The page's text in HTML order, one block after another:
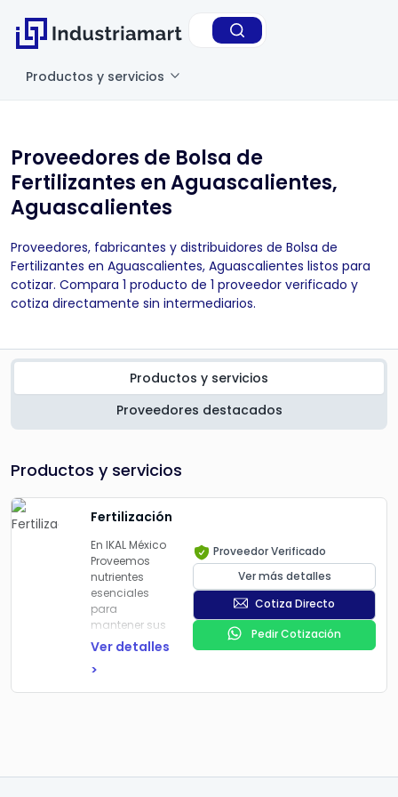
Productos y servicios
Proveedores de Bolsa de
Fertilizantes en Aguascalientes,
Aguascalientes
Proveedores, fabricantes y distribuidores de Bolsa de
Fertilizantes en Aguascalientes, Aguascalientes listos para
cotizar. Compara 1 producto de 1 proveedor verificado y
cotiza directamente sin intermediarios.
Productos y servicios
Proveedores destacados
Productos y servicios
Fertilización
En IKAL México
Proveemos
nutrientes
esenciales
para
mantener sus
plantas y
óptimas
condiciones.
Ver detalles
>
Proveedor Verificado
Ver más detalles
Cotiza Directo
Pedir Cotización